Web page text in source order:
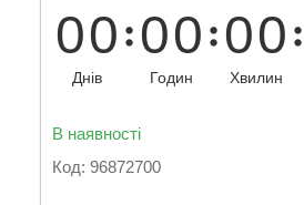
00
Днів
00
Годин
00
Хвилин
В наявності
Код: 96872700